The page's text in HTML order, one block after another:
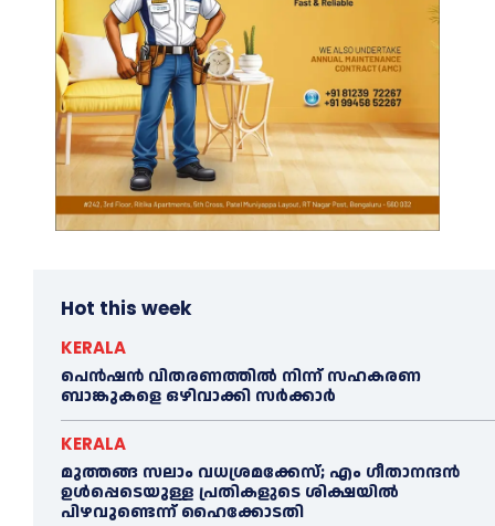
Hot this week
KERALA
പെൻഷൻ വിതരണത്തില്‍ നിന്ന് സഹകരണ
ബാങ്കുകളെ ഒഴിവാക്കി സര്‍ക്കാര്‍
KERALA
മുത്തങ്ങ സലാം വധശ്രമക്കേസ്; എം ഗീതാനന്ദൻ
ഉള്‍പ്പെടെയുള്ള പ്രതികളുടെ ശിക്ഷയില്‍
പിഴവുണ്ടെന്ന് ഹൈക്കോടതി